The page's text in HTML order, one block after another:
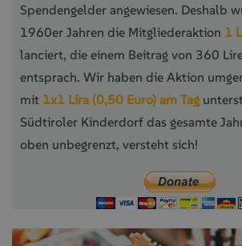
Spendengelder angewiesen. Deshalb
1960er Jahren die Mitgliederaktion 1
lanciert, die einem Beitrag von 360
entsprach. Wir haben die Aktion
mit 1x1 Lira (0,50 Euro) am Tag
Südtiroler Kinderdorf das gesamte
oben unbegrenzt, versteht sich!